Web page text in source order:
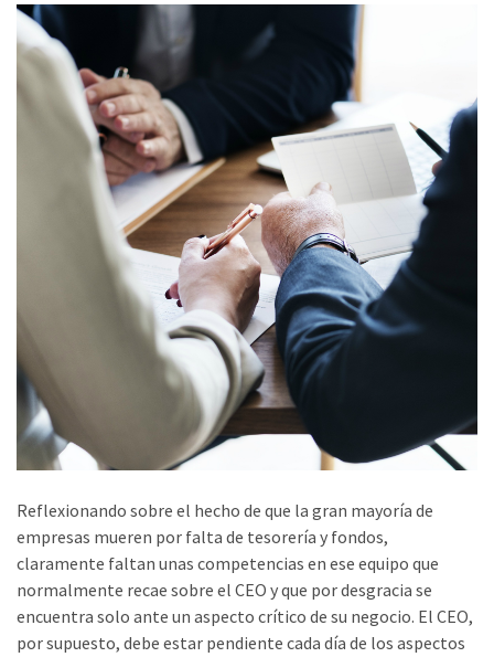
Reflexionando sobre el hecho de que la gran mayoría de
empresas mueren por falta de tesorería y fondos,
claramente faltan unas competencias en ese equipo que
normalmente recae sobre el CEO y que por desgracia se
encuentra solo ante un aspecto crítico de su negocio. El CEO,
por supuesto, debe estar pendiente cada día de los aspectos